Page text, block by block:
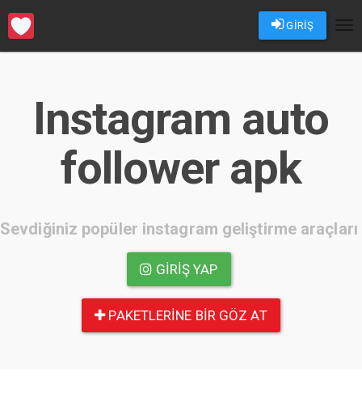
GİRİŞ
Instagram auto
follower apk
Sevdiğiniz popüler instagram geliştirme araçları
GIRIŞ YAP
PAKETLERINE BIR GÖZ AT